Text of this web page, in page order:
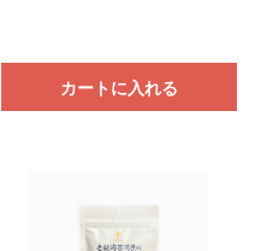
カートに入れる